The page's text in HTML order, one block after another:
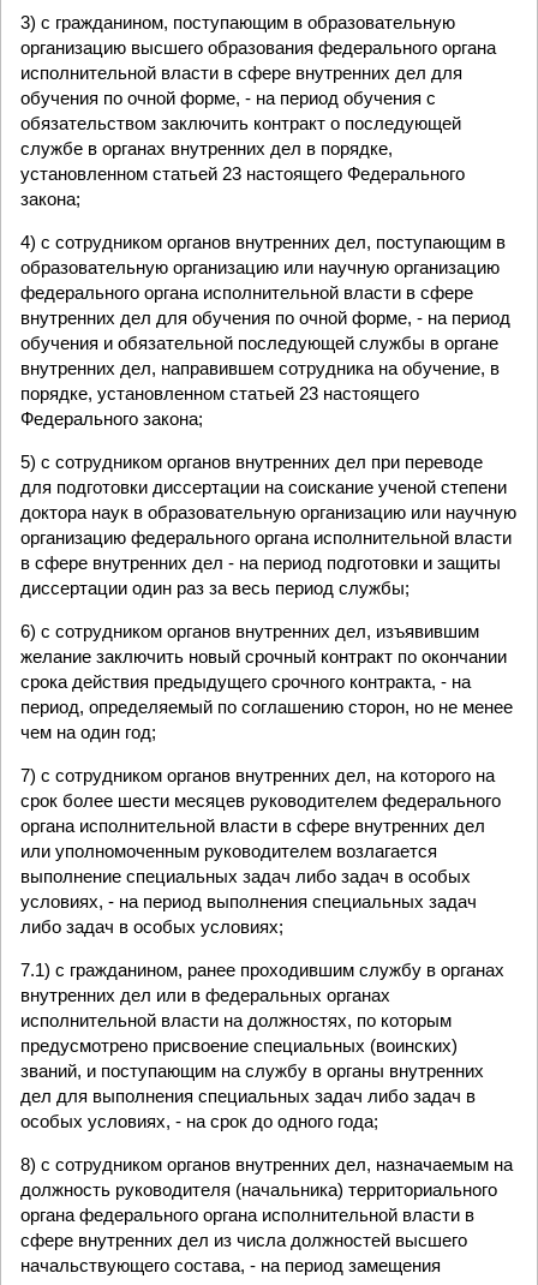
3) с гражданином, поступающим в образовательную
организацию высшего образования федерального органа
исполнительной власти в сфере внутренних дел для
обучения по очной форме, - на период обучения с
обязательством заключить контракт о последующей
службе в органах внутренних дел в порядке,
установленном статьей 23 настоящего Федерального
закона;
4) с сотрудником органов внутренних дел, поступающим в
образовательную организацию или научную организацию
федерального органа исполнительной власти в сфере
внутренних дел для обучения по очной форме, - на период
обучения и обязательной последующей службы в органе
внутренних дел, направившем сотрудника на обучение, в
порядке, установленном статьей 23 настоящего
Федерального закона;
5) с сотрудником органов внутренних дел при переводе
для подготовки диссертации на соискание ученой степени
доктора наук в образовательную организацию или научную
организацию федерального органа исполнительной власти
в сфере внутренних дел - на период подготовки и защиты
диссертации один раз за весь период службы;
6) с сотрудником органов внутренних дел, изъявившим
желание заключить новый срочный контракт по окончании
срока действия предыдущего срочного контракта, - на
период, определяемый по соглашению сторон, но не менее
чем на один год;
7) с сотрудником органов внутренних дел, на которого на
срок более шести месяцев руководителем федерального
органа исполнительной власти в сфере внутренних дел
или уполномоченным руководителем возлагается
выполнение специальных задач либо задач в особых
условиях, - на период выполнения специальных задач
либо задач в особых условиях;
7.1) с гражданином, ранее проходившим службу в органах
внутренних дел или в федеральных органах
исполнительной власти на должностях, по которым
предусмотрено присвоение специальных (воинских)
званий, и поступающим на службу в органы внутренних
дел для выполнения специальных задач либо задач в
особых условиях, - на срок до одного года;
8) с сотрудником органов внутренних дел, назначаемым на
должность руководителя (начальника) территориального
органа федерального органа исполнительной власти в
сфере внутренних дел из числа должностей высшего
начальствующего состава, - на период замещения